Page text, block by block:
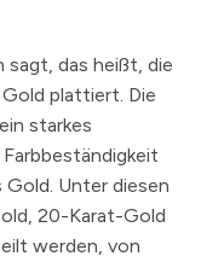
sagt, das heißt, die
plattiert. Die
starkes
Unter diesen
20-Karat-Gold
werden, von